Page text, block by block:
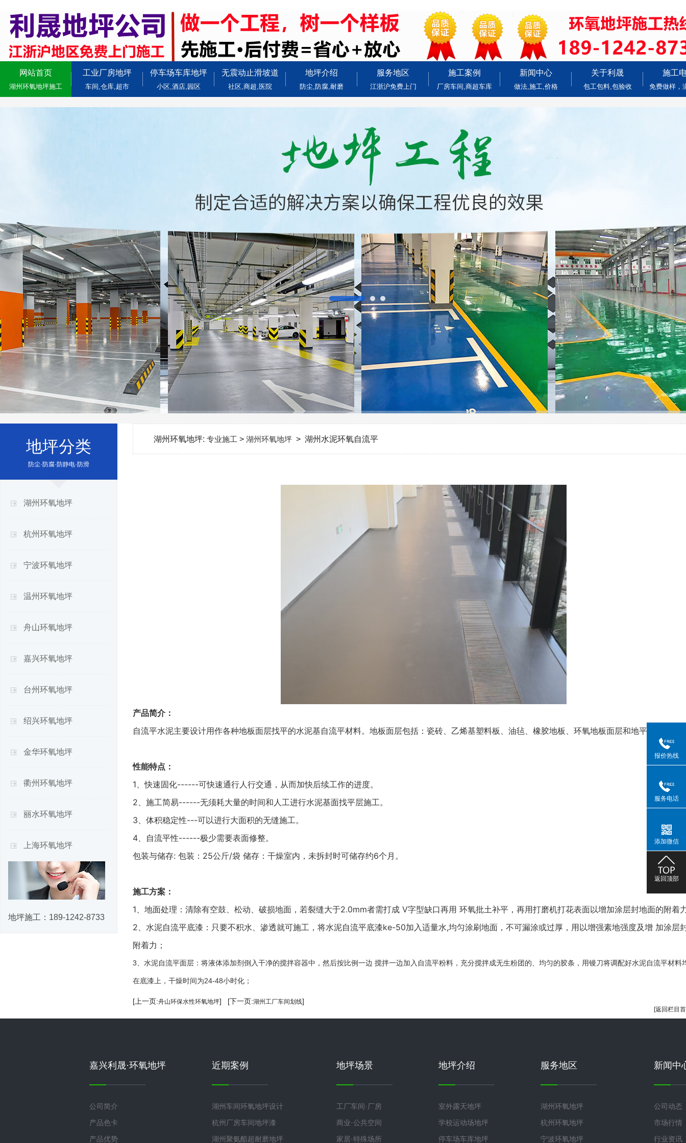
网站首页
湖州环氧地坪施工
工业厂房地坪
车间,仓库,超市
停车场车库地坪
小区,酒店,园区
无震动止滑坡道
社区,商超,医院
地坪介绍
防尘,防腐,耐磨
服务地区
江浙沪免费上门
施工案例
厂房车间,商超车库
新闻中心
做法,施工,价格
关于利晟
包工包料,包验收
施工
免费做样，
地坪分类
防尘·防腐·防静电·防滑
湖州环氧地坪
杭州环氧地坪
宁波环氧地坪
温州环氧地坪
舟山环氧地坪
嘉兴环氧地坪
台州环氧地坪
绍兴环氧地坪
金华环氧地坪
衢州环氧地坪
丽水环氧地坪
上海环氧地坪
地坪施工： 189-1242-8733
湖州环氧地坪: 专业施工 > 湖州环氧地坪 > 湖州水泥环氧自流平
产品简介：
自流平水泥主要设计用作各种地板面层找平的水泥基自流平材料。地板面层包括：瓷砖、乙烯基塑料板、油毡、橡胶地板、环氧地板面层和地平层。
性能特点：
1、快速固化------可快速通行人行交通，从而加快后续工作的进度。
2、施工简易------无须耗大量的时间和人工进行水泥基面找平层施工。
3、体积稳定性---可以进行大面积的无缝施工。
4、自流平性------极少需要表面修整。
包装与储存: 包装：25公斤/袋 储存：干燥室内，未拆封时可储存约6个月。
施工方案：
1、地面处理：清除有空鼓、松动、破损地面，若裂缝大于2.0mm者需打成 V字型缺口再用 环氧批土补平，再用打磨机打花表面以增加涂层封地面的附着
2、水泥自流平底漆：只要不积水、渗透就可施工，将水泥自流平底漆ke-50加入适量水,均匀涂刷地面，不可漏涂或过厚，用以增强素地强度及增 加涂层
附着力；
3、水泥自流平面层：将液体添加剂倒入干净的搅拌容器中，然后按比例一边 搅拌一边加入自流平粉料，充分搅拌成无生粉团的、均匀的胶条，用镘刀将调配好水泥自流平材料
在底漆上，干燥时间为24-48小时化；
[返回栏目
[上一页:舟山环保水性环氧地坪] [下一页:湖州工厂车间划线]
嘉兴利晟·环氧地坪
公司简介
产品色卡
产品优势
近期案例
湖州车间环氧地坪设计
杭州厂房车间地坪漆
湖州聚氨酯超耐磨地坪
地坪场景
工厂车间·厂房
商业·公共空间
家居·特殊场所
地坪介绍
室外露天地坪
学校运动场地坪
停车场车库地坪
服务地区
湖州环氧地坪
杭州环氧地坪
宁波环氧地坪
新闻中
公司动态
市场行情
行业资讯
报价热线
服务电话
添加微信
返回顶部